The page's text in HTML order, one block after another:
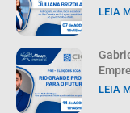
LEIA
LEIA